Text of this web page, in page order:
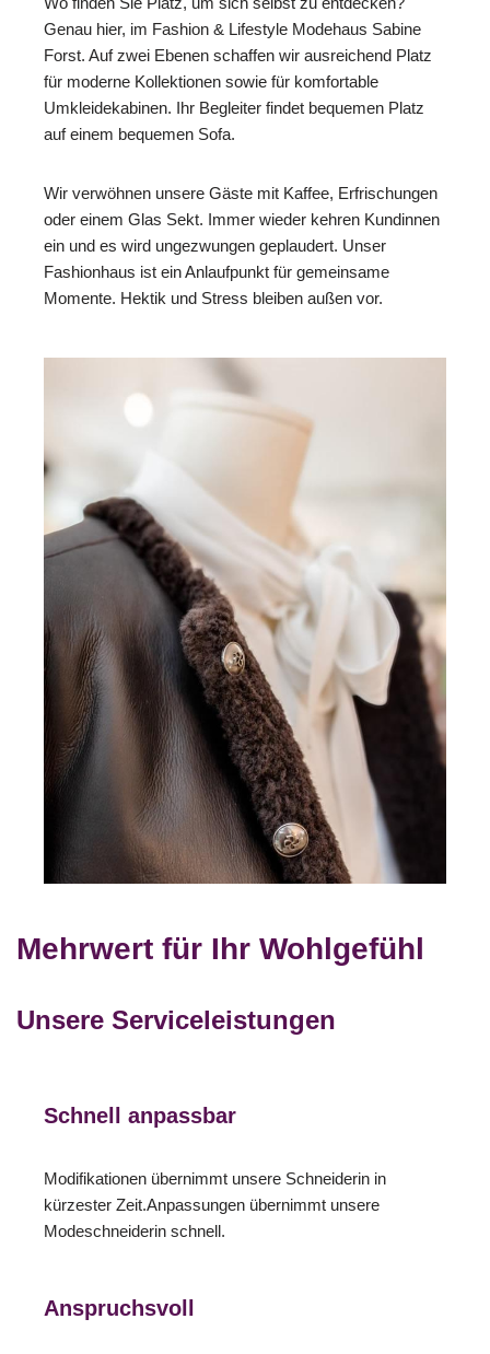
Genau hier, im Fashion & Lifestyle Modehaus Sabine
Forst. Auf zwei Ebenen schaffen wir ausreichend Platz
für moderne Kollektionen sowie für komfortable
Umkleidekabinen. Ihr Begleiter findet bequemen Platz
auf einem bequemen Sofa.
Wir verwöhnen unsere Gäste mit Kaffee, Erfrischungen
oder einem Glas Sekt. Immer wieder kehren Kundinnen
ein und es wird ungezwungen geplaudert. Unser
Fashionhaus ist ein Anlaufpunkt für gemeinsame
Momente. Hektik und Stress bleiben außen vor.
Mehrwert für Ihr Wohlgefühl
Unsere Serviceleistungen
Schnell anpassbar
Modifikationen übernimmt unsere Schneiderin in
kürzester Zeit.Anpassungen übernimmt unsere
Modeschneiderin schnell.
Anspruchsvoll